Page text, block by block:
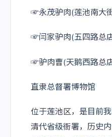
☞永茂驴肉(莲池南大
☞闫家驴肉(五四路总
☞驴肉曹(天鹅西路总
直隶总督署博物馆
位于莲池区，是目前
清代省级衙署，历史